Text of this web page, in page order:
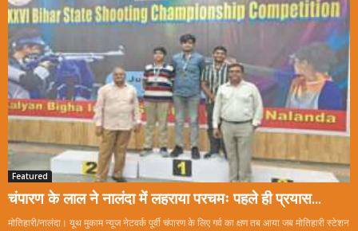
Featured
चंपारण के लाल ने नालंदा में लहराया परचमः पहले ही प्रयास...
मोतिहारी/नालंदा। यूथ मुकाम न्यूज नेटवर्क पूर्वी चंपारण के लिए गर्व का क्षण तब आया जब मोतिहारी स्टेशन